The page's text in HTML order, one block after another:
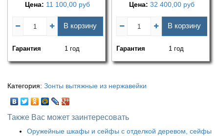
Цена: 11 100,00 руб
В корзину
Гарантия 1 год
Цена: 32 400,00 руб
В корзину
Гарантия 1 год
Категория: Зонты вытяжные из нержавейки
Также Вас может заинтересовать
Оружейные шкафы и сейфы с отделкой деревом, сейфы